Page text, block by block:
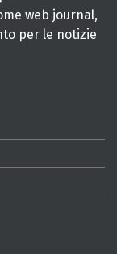
web journal,
per le notizie